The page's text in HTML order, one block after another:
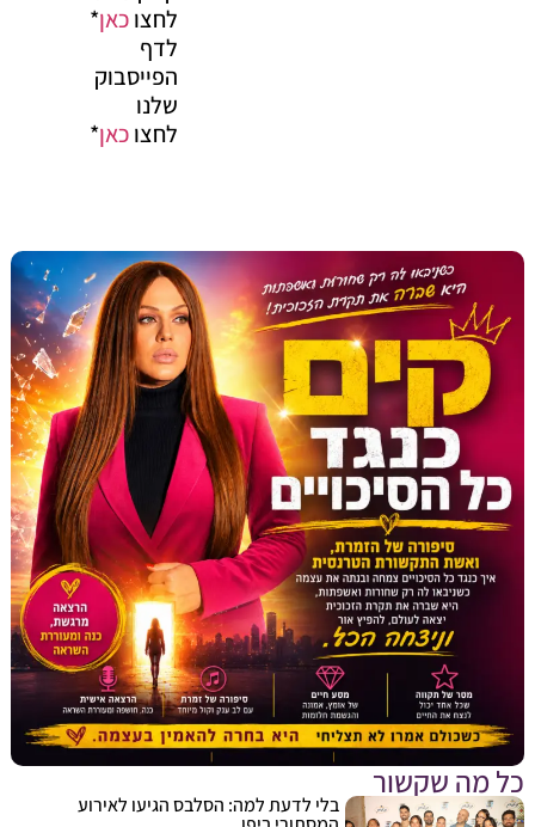
לחצוכאן*
הפייסבוק
לחצוכאן*
שקשור
בלי לדעת למה: הסלבס הגיעו לאירוע